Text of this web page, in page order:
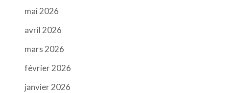
mai 2026
avril 2026
mars 2026
février 2026
janvier 2026